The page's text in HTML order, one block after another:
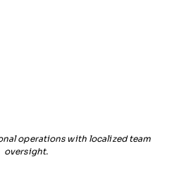
operations with localized team
oversight.